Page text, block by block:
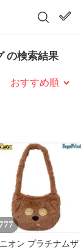
の検索結果
え
777
オン プラチナムザ